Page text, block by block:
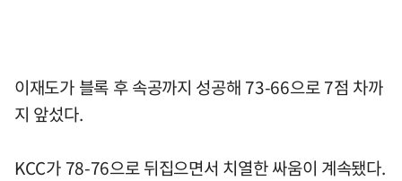
이재도가 블록 후 속공까지 성공해 73-66으로 7점 차까
지 앞섰다.
KCC가 78-76으로 뒤집으면서 치열한 싸움이 계속됐다.